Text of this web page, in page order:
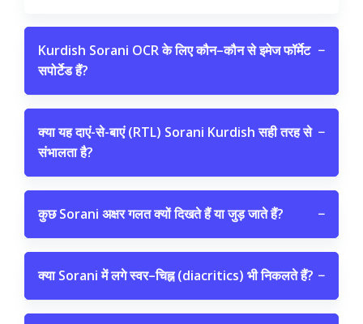
Kurdish Sorani OCR के लिए कौन–कौन से इमेज फॉर्मेट
सपोर्टेड हैं?
−
क्या यह दाएं-से-बाएं (RTL) Sorani Kurdish सही तरह से
संभालता है?
−
कुछ Sorani अक्षर गलत क्यों दिखते हैं या जुड़ जाते हैं? −
क्या Sorani में लगे स्वर–चिह्न (diacritics) भी निकलते हैं? −